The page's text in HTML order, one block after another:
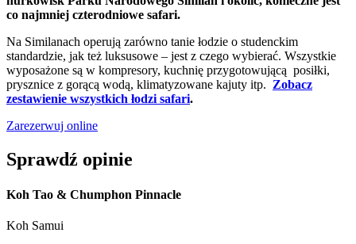
co najmniej czterodniowe safari.
Na Similanach operują zarówno tanie łodzie o studenckim
standardzie, jak też luksusowe – jest z czego wybierać. Wszystkie
wyposażone są w kompresory, kuchnię przygotowującą posiłki,
prysznice z gorącą wodą, klimatyzowane kajuty itp. Zobacz
zestawienie wszystkich łodzi safari.
Zarezerwuj online
Sprawdź opinie
Koh Tao & Chumphon Pinnacle
Koh Samui